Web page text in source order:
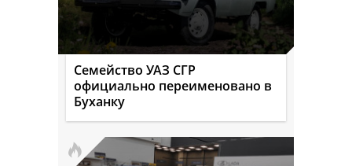
Семейство УАЗ СГР
официально переименовано в
Буханку